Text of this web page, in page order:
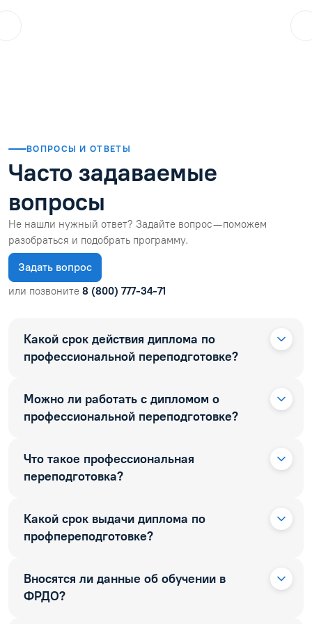
ВОПРОСЫ И ОТВЕТЫ
Часто задаваемые
вопросы
Не нашли нужный ответ? Задайте вопрос — поможем
разобраться и подобрать программу.
Задать вопрос
или позвоните 8 (800) 777-34-71
Какой срок действия диплома по
профессиональной переподготовке?
Можно ли работать с дипломом о
профессиональной переподготовке?
Что такое профессиональная
переподготовка?
Какой срок выдачи диплома по
профпереподготовке?
Вносятся ли данные об обучении в
ФРДО?